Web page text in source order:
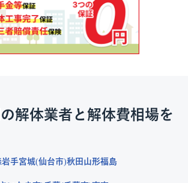
解体業者と解体費相場を
岩手宮城 仙台市 秋田 山形福島